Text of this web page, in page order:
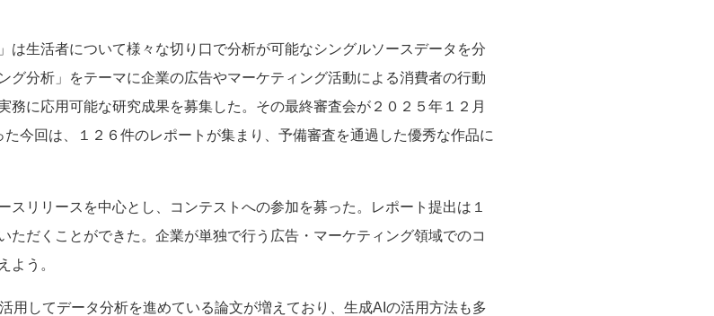
は生活者について様々な切り口で分析が可能なシングルソースデータを分
グ分析」をテーマに企業の広告やマーケティング活動による消費者の行動
務に応用可能な研究成果を募集した。その最終審査会が２０２５年１２月
今回は、１２６件のレポートが集まり、予備審査を通過した優秀な作品に
スリリースを中心とし、コンテストへの参加を募った。レポート提出は１
ただくことができた。企業が単独で行う広告・マーケティング領域でのコ
よう。
用してデータ分析を進めている論文が増えており、生成AIの活用方法も多